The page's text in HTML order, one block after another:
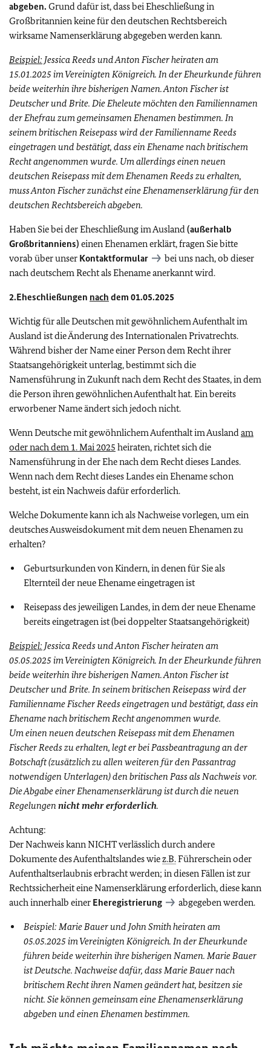
abgeben. Grund dafür ist, dass bei Eheschließung in
Großbritannien keine für den deutschen Rechtsbereich
wirksame Namenserklärung abgegeben werden kann.
Beispiel: Jessica Reeds und Anton Fischer heiraten am
15.01.2025 im Vereinigten Königreich. In der Eheurkunde führen
beide weiterhin ihre bisherigen Namen. Anton Fischer ist
Deutscher und Brite. Die Eheleute möchten den Familiennamen
der Ehefrau zum gemeinsamen Ehenamen bestimmen. In
seinem britischen Reisepass wird der Familienname Reeds
eingetragen und bestätigt, dass ein Ehename nach britischem
Recht angenommen wurde. Um allerdings einen neuen
deutschen Reisepass mit dem Ehenamen Reeds zu erhalten,
muss Anton Fischer zunächst eine Ehenamenserklärung für den
deutschen Rechtsbereich abgeben.
Haben Sie bei der Eheschließung im Ausland(außerhalb
Großbritanniens) einen Ehenamen erklärt, fragen Sie bitte
vorab über unser Kontaktformular
bei uns nach, ob dieser
nach deutschem Recht als Ehename anerkannt wird.
2.Eheschließungen nach dem 01.05.2025
Wichtig für alle Deutschen mit gewöhnlichem Aufenthalt im
Ausland ist die Änderung des Internationalen Privatrechts.
Während bisher der Name einer Person dem Recht ihrer
Staatsangehörigkeit unterlag, bestimmt sich die
Namensführung in Zukunft nach dem Recht des Staates, in dem
die Person ihren gewöhnlichen Aufenthalt hat. Ein bereits
erworbener Name ändert sich jedoch nicht.
Wenn Deutsche mit gewöhnlichem Aufenthalt im Auslandam
oder nach dem 1. Mai 2025 heiraten, richtet sich die
Namensführung in der Ehe nach dem Recht dieses Landes.
Wenn nach dem Recht dieses Landes ein Ehename schon
besteht, ist ein Nachweis dafür erforderlich.
Welche Dokumente kann ich als Nachweise vorlegen, um ein
deutsches Ausweisdokument mit dem neuen Ehenamen zu
erhalten?
Geburtsurkunden von Kindern, in denen für Sie als
Elternteil der neue Ehename eingetragen ist
Reisepass des jeweiligen Landes, in dem der neue Ehename
bereits eingetragen ist (bei doppelter Staatsangehörigkeit)
Beispiel: Jessica Reeds und Anton Fischer heiraten am
05.05.2025 im Vereinigten Königreich. In der Eheurkunde führen
beide weiterhin ihre bisherigen Namen. Anton Fischer ist
Deutscher und Brite. In seinem britischen Reisepass wird der
Familienname Fischer Reeds eingetragen und bestätigt, dass ein
Ehename nach britischem Recht angenommen wurde.
Um einen neuen deutschen Reisepass mit dem Ehenamen
Fischer Reeds zu erhalten, legt er bei Passbeantragung an der
Botschaft (zusätzlich zu allen weiteren für den Passantrag
notwendigen Unterlagen) den britischen Pass als Nachweis vor.
Die Abgabe einer Ehenamenserklärung ist durch die neuen
Regelungennicht mehr erforderlich.
Achtung:
Der Nachweis kann NICHT verlässlich durch andere
Dokumente des Aufenthaltslandes wiez.B.Führerschein oder
Aufenthaltserlaubnis erbracht werden; in diesen Fällen ist zur
Rechtssicherheit eine Namenserklärung erforderlich, diese kann
auch innerhalb einer Eheregistrierung abgegeben werden.
Beispiel: Marie Bauer und John Smith heiraten am
05.05.2025 im Vereinigten Königreich. In der Eheurkunde
führen beide weiterhin ihre bisherigen Namen. Marie Bauer
ist Deutsche. Nachweise dafür, dass Marie Bauer nach
britischem Recht ihren Namen geändert hat, besitzen sie
nicht. Sie können gemeinsam eine Ehenamenserklärung
abgeben und einen Ehenamen bestimmen.